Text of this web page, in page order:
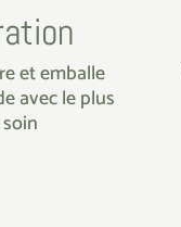
et emballe
avec le plus